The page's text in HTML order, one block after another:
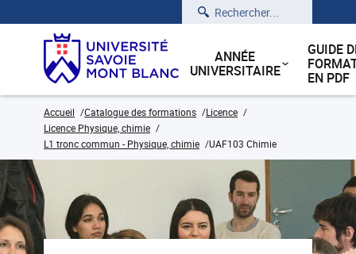
Rechercher
ANNÉE
UNIVERSITAIRE
GUIDE
EN PDF
Accueil Catalogue des formations
Licence
Licence Physique, chimie
L1 tronc commun - Physique, chimie
UAF103 Chimie